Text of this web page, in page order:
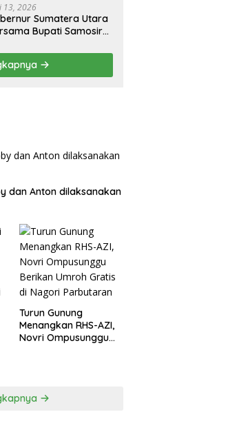
13, 2026
Sumatera Utara
Bupati Samosir
Trail of The Kings
dan Anton dilaksanakan
Turun Gunung
Menangkan RHS-AZI,
Novri Ompusunggu